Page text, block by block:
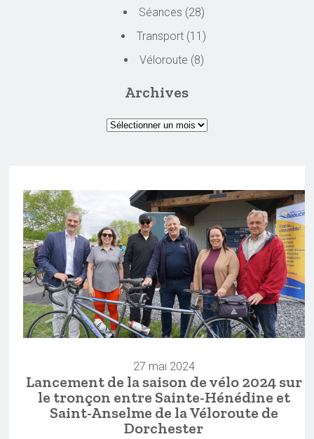
Séances (28)
Transport (11)
Véloroute (8)
Archives
27 mai 2024
Lancement de la saison de vélo 2024 sur
le tronçon entre Sainte-Hénédine et
Saint-Anselme de la Véloroute de
Dorchester